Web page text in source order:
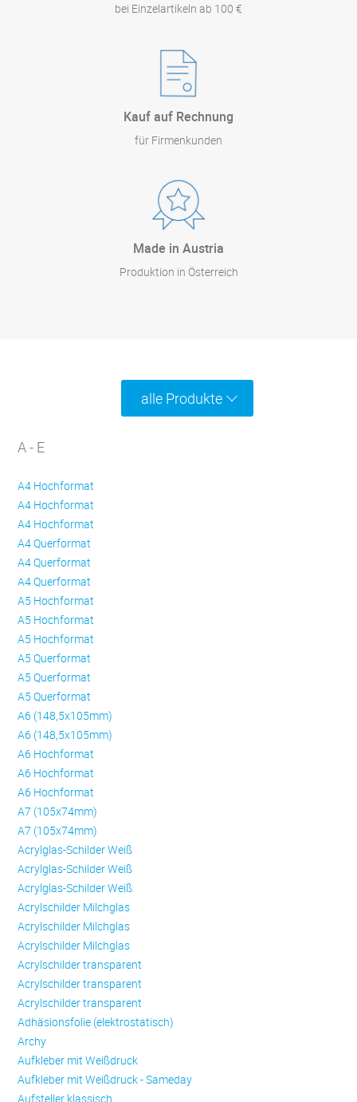
bei Einzelartikeln ab 100 €
Kauf auf Rechnung
für Firmenkunden
Made in Austria
Produktion in Österreich
alle Produkte
A - E
A4 Hochformat
A4 Hochformat
A4 Hochformat
A4 Querformat
A4 Querformat
A4 Querformat
A5 Hochformat
A5 Hochformat
A5 Hochformat
A5 Querformat
A5 Querformat
A5 Querformat
A6 (148,5x105mm)
A6 (148,5x105mm)
A6 Hochformat
A6 Hochformat
A6 Hochformat
A7 (105x74mm)
A7 (105x74mm)
Acrylglas-Schilder Weiß
Acrylglas-Schilder Weiß
Acrylglas-Schilder Weiß
Acrylschilder Milchglas
Acrylschilder Milchglas
Acrylschilder Milchglas
Acrylschilder transparent
Acrylschilder transparent
Acrylschilder transparent
Adhäsionsfolie (elektrostatisch)
Archy
Aufkleber mit Weißdruck
Aufkleber mit Weißdruck - Sameday
Aufsteller klassisch